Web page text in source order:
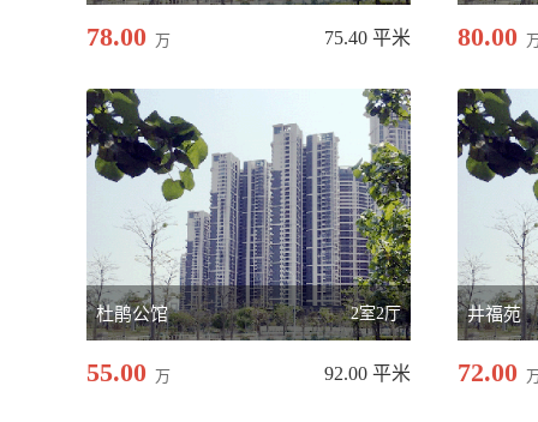
78.00 万 75.40 平米 80.00
杜鹃公馆 2室2厅
55.00 万 92.00 平米
井福苑
72.00